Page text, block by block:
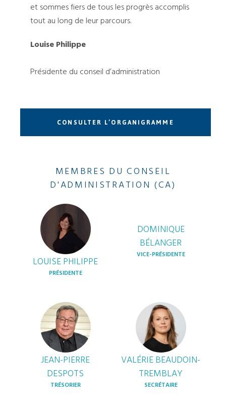
et sommes fiers de tous les progrès accomplis
tout au long de leur parcours.
Louise Philippe
Présidente du conseil d’administration
CONSULTER L’ORGANIGRAMME
MEMBRES DU CONSEIL
D'ADMINISTRATION (CA)
LOUISE PHILIPPE
PRÉSIDENTE
DOMINIQUE
BÉLANGER
VICE-PRÉSIDENTE
JEAN-PIERRE
DESPOTS
TRÉSORIER
VALÉRIE BEAUDOIN-
TREMBLAY
SECRÉTAIRE